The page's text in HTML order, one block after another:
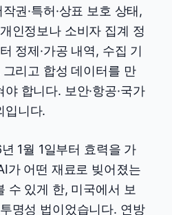
권·특허·상표 보호 상태,
인정보나 소비자 집계 정
정제·가공 내역, 수집 기
리고 합성 데이터를 만
합니다. 보안·항공·국가
입니다.
1월 1일부터 효력을 가
가 어떤 재료로 빚어졌는
수 있게 한, 미국에서 보
명성 법이었습니다. 연방